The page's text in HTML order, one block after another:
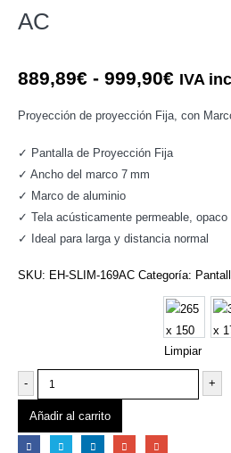
AC
889,89€ - 999,90€Rango
IVA
Proyección de proyección Fija, con
✓ Pantalla de Proyección Fija
✓ Ancho del marco 7 mm
✓ Marco de aluminio
✓ Tela acústicamente permeable, opaco
✓ Ideal para larga y distancia normal
SKU: EH-SLIM-169AC Categoría:
265 x
Limpiar
- +
Añadir al carrito